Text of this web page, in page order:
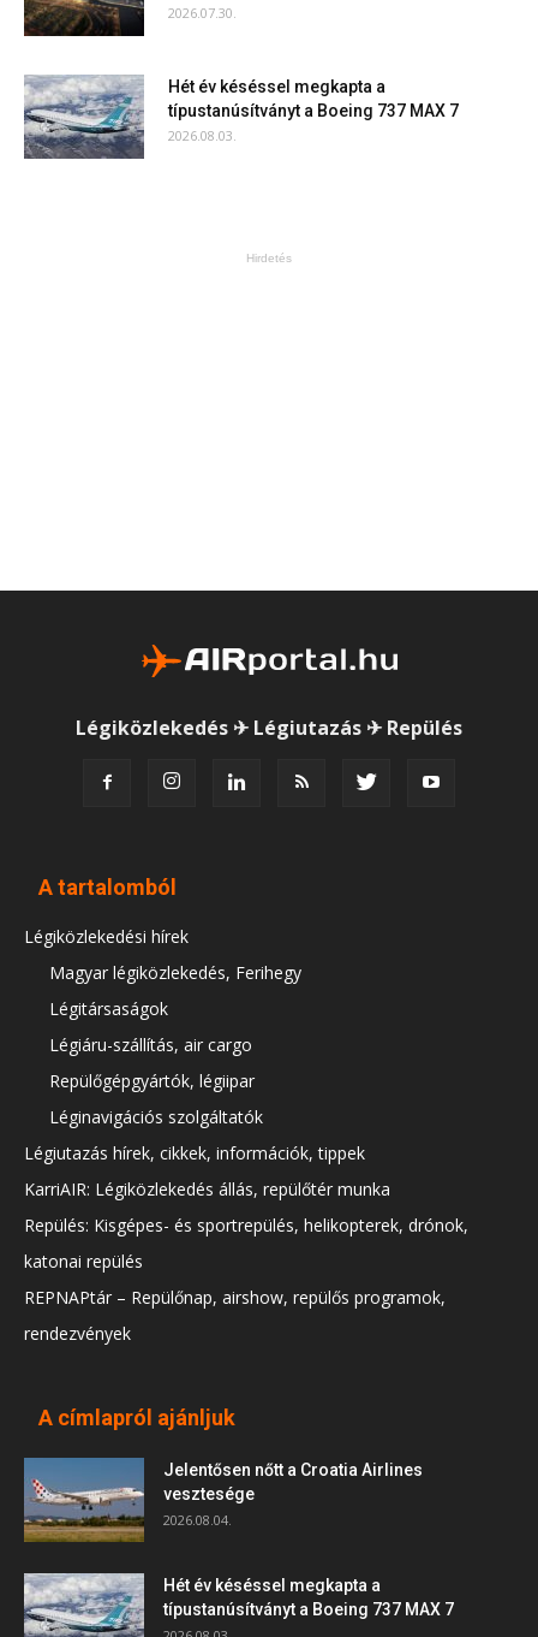
2026.07.30.
Hét év késéssel megkapta a
típustanúsítványt a Boeing 737 MAX 7
2026.08.03.
Hirdetés
Légiközlekedés ✈ Légiutazás ✈ Repülés
A tartalomból
Légiközlekedési hírek
Magyar légiközlekedés, Ferihegy
Légitársaságok
Légiáru-szállítás, air cargo
Repülőgépgyártók, légiipar
Léginavigációs szolgáltatók
Légiutazás hírek, cikkek, információk, tippek
KarriAIR: Légiközlekedés állás, repülőtér munka
Repülés: Kisgépes- és sportrepülés, helikopterek, drónok,
katonai repülés
REPNAPtár – Repülőnap, airshow, repülős programok,
rendezvények
A címlapról ajánljuk
Jelentősen nőtt a Croatia Airlines
vesztesége
2026.08.04.
Hét év késéssel megkapta a
típustanúsítványt a Boeing 737 MAX 7